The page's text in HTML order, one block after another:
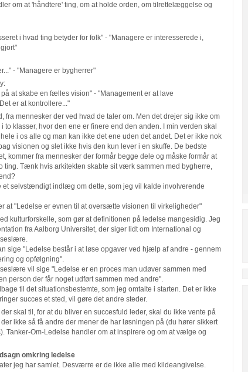
om at 'håndtere' ting, om at holde orden, om tilrettelæggelse og
i hvad ting betyder for folk" - "Managere er interesserede i,
- "Managere er bygherrer"
at skabe en fælles vision" - "Management er at lave
er at kontrollere..."
fra mennesker der ved hvad de taler om. Men det drejer sig ikke om
to klasser, hvor den ene er finere end den anden. I min verden skal
i os alle og man kan ikke det ene uden det andet. Det er ikke nok
visionen og slet ikke hvis den kun lever i en skuffe. De bedste
kommer fra mennesker der formår begge dele og måske formår at
ting. Tænk hvis arkitekten skabte sit værk sammen med bygherre,
et selvstændigt indlæg om dette, som jeg vil kalde involverende
at "Ledelse er evnen til at oversætte visionen til virkeligheder"
kulturforskelle, som gør at definitionen på ledelse mangesidig. Jeg
fra Aalborg Universitet, der siger lidt om International og
sige "Ledelse består i at løse opgaver ved hjælp af andre - gennem
og opfølgning".
vil sige "Ledelse er en proces man udøver sammen med
person der får noget udført sammen med andre".
til det situationsbestemte, som jeg omtalte i starten. Det er ikke
succes et sted, vil gøre det andre steder.
skal til, for at du bliver en succesfuld leder, skal du ikke vente på
ikke så få andre der mener de har løsningen på (du hører sikkert
Tanker-Om-Ledelse handler om at inspirere og om at vælge og
omkring ledelse
jeg har samlet. Desværre er de ikke alle med kildeangivelse.